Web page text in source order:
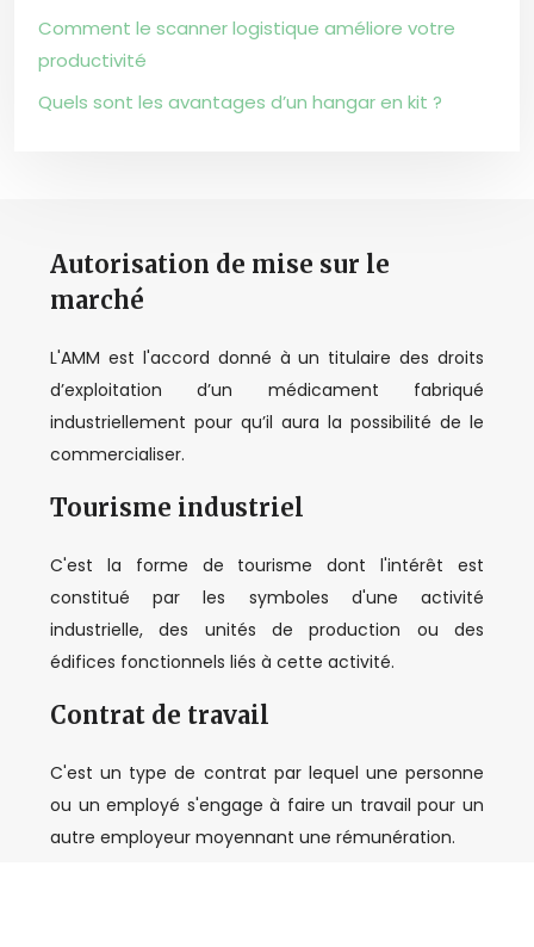
Comment le scanner logistique améliore votre
productivité
Quels sont les avantages d’un hangar en kit ?
Autorisation de mise sur le
marché
L'AMM est l'accord donné à un titulaire des droits
d’exploitation d’un médicament fabriqué
industriellement pour qu’il aura la possibilité de le
commercialiser.
Tourisme industriel
C'est la forme de tourisme dont l'intérêt est
constitué par les symboles d'une activité
industrielle, des unités de production ou des
édifices fonctionnels liés à cette activité.
Contrat de travail
C'est un type de contrat par lequel une personne
ou un employé s'engage à faire un travail pour un
autre employeur moyennant une rémunération.